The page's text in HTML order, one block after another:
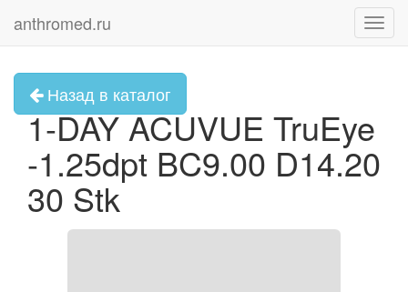
anthromed.ru
Назад в каталог
1-DAY ACUVUE TruEye
-1.25dpt BC9.00 D14.20
30 Stk